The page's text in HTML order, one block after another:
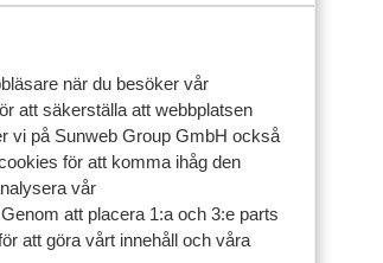
när du besöker vår
att säkerställa att webbplatsen
vi på Sunweb Group GmbH också
för att komma ihåg den
vår
att placera 1:a och 3:e parts
att göra vårt innehåll och våra